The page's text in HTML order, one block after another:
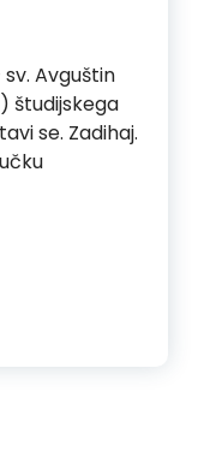
Avguštin
študijskega
se. Zadihaj.
zaključku